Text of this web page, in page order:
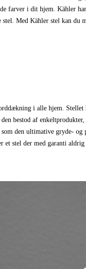
farver i dit hjem. Kähler
Med Kähler stel kan du
i alle hjem. Stellet
bestod af
den ultimative gryde-
et stel der med garanti